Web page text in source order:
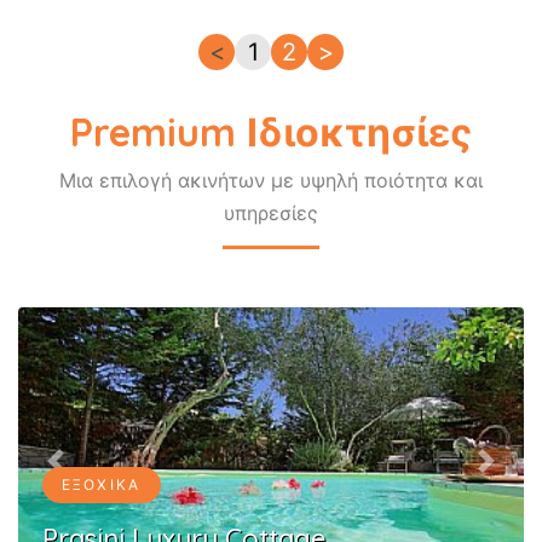
< 1 2 >
Premium Ιδιοκτησίες
Μια επιλογή ακινήτων με υψηλή ποιότητα και
υπηρεσίες
ΕΞΟΧΙΚΆ
Previous Next